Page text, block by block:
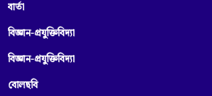
বাৰ্তা
বিজ্ঞান-প্রযুক্তিবিদ্যা
বিজ্ঞান-প্ৰযুক্তিবিদ্যা
বোলছবি